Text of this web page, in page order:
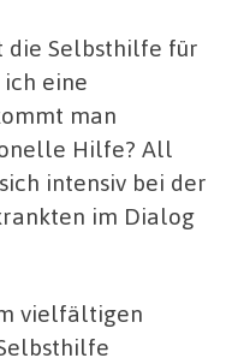
die Selbsthilfe für
eine
man
Hilfe? All
intensiv bei der
im Dialog
vielfältigen